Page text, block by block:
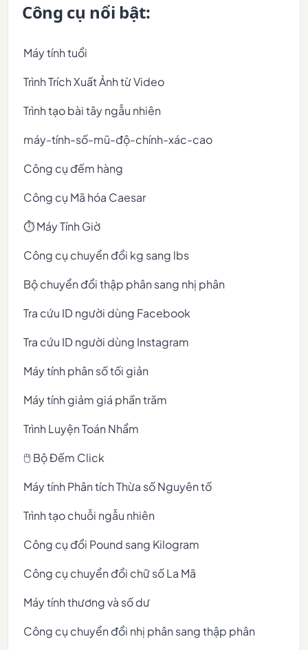
Công cụ nổi bật:
Máy tính tuổi
Trình Trích Xuất Ảnh từ Video
Trình tạo bài tây ngẫu nhiên
máy-tính-số-mũ-độ-chính-xác-cao
Công cụ đếm hàng
Công cụ Mã hóa Caesar
⏱️ Máy Tính Giờ
Công cụ chuyển đổi kg sang lbs
Bộ chuyển đổi thập phân sang nhị phân
Tra cứu ID người dùng Facebook
Tra cứu ID người dùng Instagram
Máy tính phân số tối giản
Máy tính giảm giá phần trăm
Trình Luyện Toán Nhẩm
🖱️ Bộ Đếm Click
Máy tính Phân tích Thừa số Nguyên tố
Trình tạo chuỗi ngẫu nhiên
Công cụ đổi Pound sang Kilogram
Công cụ chuyển đổi chữ số La Mã
Máy tính thương và số dư
Công cụ chuyển đổi nhị phân sang thập phân